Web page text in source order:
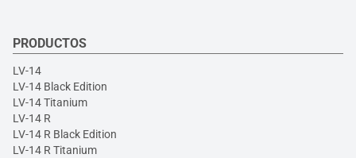
PRODUCTOS
LV-14
LV-14 Black Edition
LV-14 Titanium
LV-14 R
LV-14 R Black Edition
LV-14 R Titanium